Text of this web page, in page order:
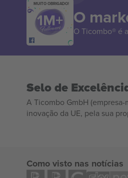
MUITO OBRIGADO!
O
O Ticombo® é
Selo de
A Ticombo GmbH
inovação da UE, pela sua
Como visto nas notícias